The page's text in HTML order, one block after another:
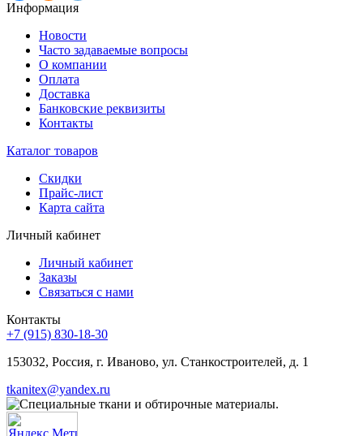
Информация
Новости
Часто задаваемые вопросы
О компании
Оплата
Доставка
Банковские реквизиты
Контакты
Каталог товаров
Скидки
Прайс-лист
Карта сайта
Личный кабинет
Личный кабинет
Заказы
Связаться с нами
Контакты
+7 (915) 830-18-30
153032, Россия, г. Иваново, ул. Станкостроителей, д. 1
tkanitex@yandex.ru